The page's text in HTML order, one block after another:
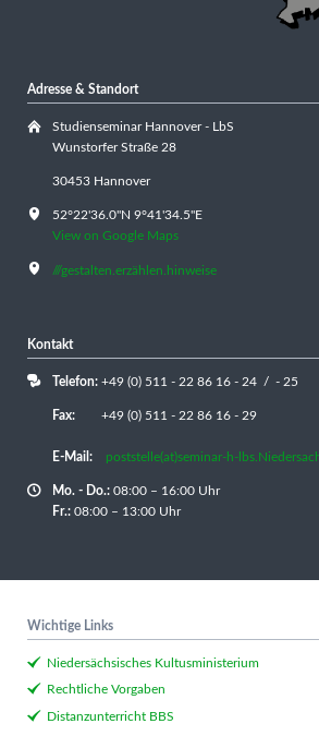
Adresse & Standort
Studienseminar Hannover - LbS
Wunstorfer Straße 28
30453 Hannover
52°22'36.0"N 9°41'34.5"E
View on Google Maps
///gestalten.erzählen.hinweise
Kontakt
Telefon:+49 (0) 511 - 22 86 16 - 24 / - 25
Fax:+49 (0) 511 - 22 86 16 - 29
E-Mail: poststelle(at)seminar-h-
Mo. - Do.:08:00 – 16:00 Uhr
Fr.:08:00 – 13:00 Uhr
Wichtige Links
Niedersächsisches Kultusministerium
Rechtliche Vorgaben
Distanzunterricht BBS